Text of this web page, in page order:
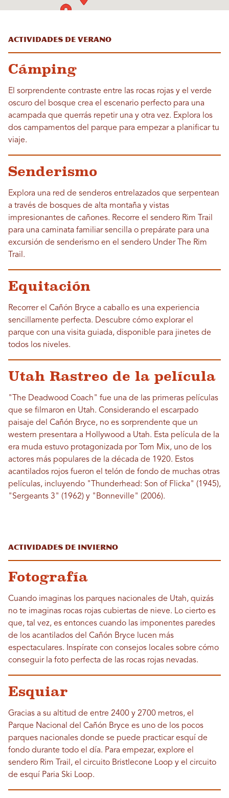
Actividades de verano
Cámping
El sorprendente contraste entre las rocas rojas y el verde
oscuro del bosque crea el escenario perfecto para una
acampada que querrás repetir una y otra vez. Explora los
dos campamentos del parque para empezar a planificar tu
viaje.
Senderismo
Explora una red de senderos entrelazados que serpentean
a través de bosques de alta montaña y vistas
impresionantes de cañones. Recorre el sendero Rim Trail
para una caminata familiar sencilla o prepárate para una
excursión de senderismo en el sendero Under The Rim
Trail.
Equitación
Recorrer el Cañón Bryce a caballo es una experiencia
sencillamente perfecta. Descubre cómo explorar el
parque con una visita guiada, disponible para jinetes de
todos los niveles.
Utah Rastreo de la película
"The Deadwood Coach" fue una de las primeras películas
que se filmaron en Utah. Considerando el escarpado
paisaje del Cañón Bryce, no es sorprendente que un
western presentara a Hollywood a Utah. Esta película de la
era muda estuvo protagonizada por Tom Mix, uno de los
actores más populares de la década de 1920. Estos
acantilados rojos fueron el telón de fondo de muchas otras
películas, incluyendo "Thunderhead: Son of Flicka" (1945),
"Sergeants 3" (1962) y "Bonneville" (2006).
Actividades de invierno
Fotografía
Cuando imaginas los parques nacionales de Utah, quizás
no te imaginas rocas rojas cubiertas de nieve. Lo cierto es
que, tal vez, es entonces cuando las imponentes paredes
de los acantilados del Cañón Bryce lucen más
espectaculares. Inspírate con consejos locales sobre cómo
conseguir la foto perfecta de las rocas rojas nevadas.
Esquiar
Gracias a su altitud de entre 2400 y 2700 metros, el
Parque Nacional del Cañón Bryce es uno de los pocos
parques nacionales donde se puede practicar esquí de
fondo durante todo el día. Para empezar, explore el
sendero Rim Trail, el circuito Bristlecone Loop y el circuito
de esquí Paria Ski Loop.